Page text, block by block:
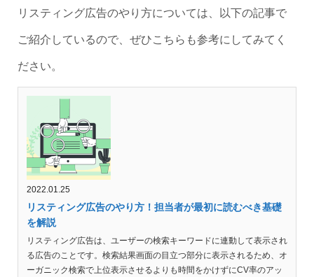
リスティング広告のやり方については、以下の記事で
ご紹介しているので、ぜひこちらも参考にしてみてく
ださい。
2022.01.25
リスティング広告のやり方！担当者が最初に読むべき基礎
を解説
リスティング広告は、ユーザーの検索キーワードに連動して表示され
る広告のことです。検索結果画面の目立つ部分に表示されるため、オ
ーガニック検索で上位表示させるよりも時間をかけずにCV率のアッ